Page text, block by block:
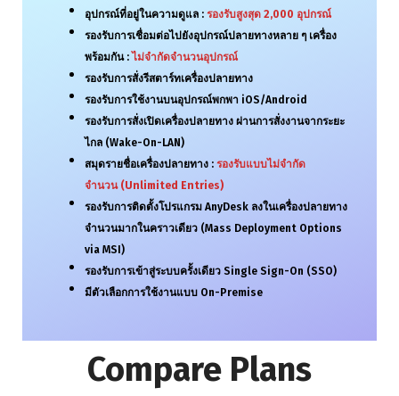
อุปกรณ์ที่อยู่ในความดูแล : รองรับสูงสุด 2,000 อุปกรณ์
รองรับการเชื่อมต่อไปยังอุปกรณ์ปลายทางหลาย ๆ เครื่อง
พร้อมกัน : ไม่จำกัดจำนวนอุปกรณ์
รองรับการสั่งรีสตาร์ทเครื่องปลายทาง
รองรับการใช้งานบนอุปกรณ์พกพา iOS/Android
รองรับการสั่งเปิดเครื่องปลายทาง ผ่านการสั่งงานจากระยะ
ไกล (Wake-On-LAN)
สมุดรายชื่อเครื่องปลายทาง : รองรับแบบไม่จำกัด
จำนวน (Unlimited Entries)
รองรับการติดตั้งโปรแกรม AnyDesk ลงในเครื่องปลายทาง
จำนวนมากในคราวเดียว (Mass Deployment Options
via MSI)
รองรับการเข้าสู่ระบบครั้งเดียว Single Sign-On (SSO)
มีตัวเลือกการใช้งานแบบ On-Premise
Compare Plans